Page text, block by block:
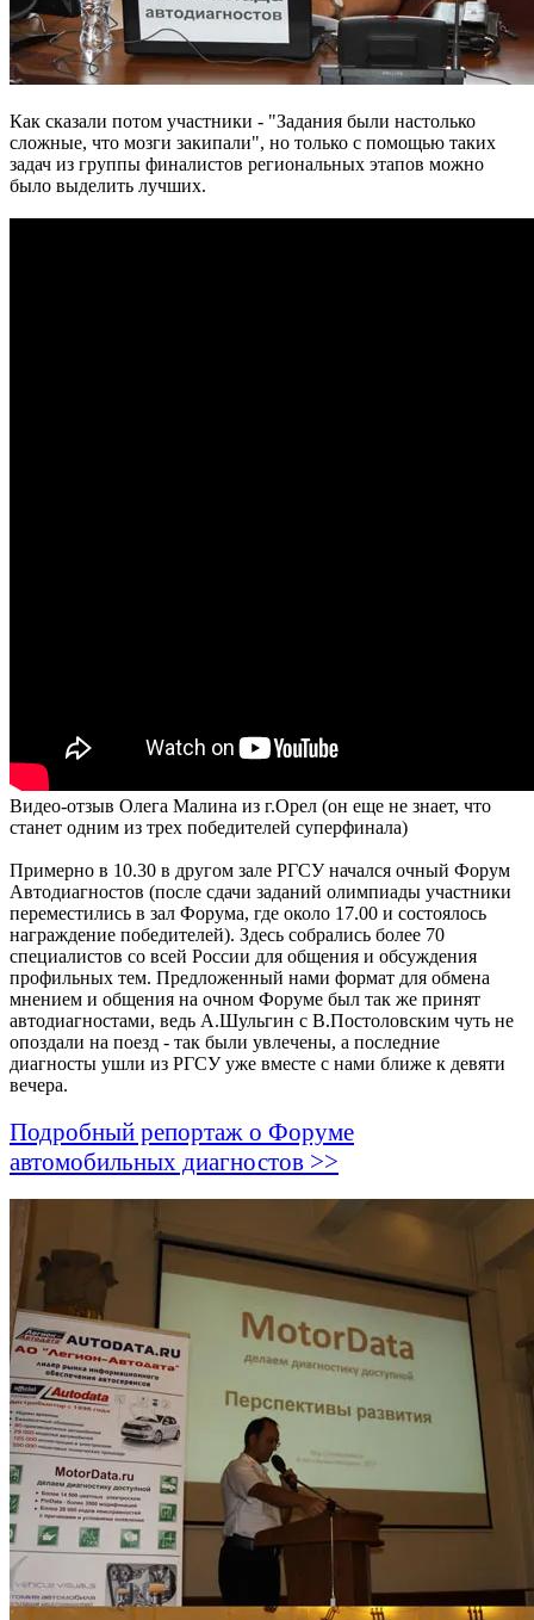
Как сказали потом участники - "Задания были настолько
сложные, что мозги закипали", но только с помощью таких
задач из группы финалистов региональных этапов можно
было выделить лучших.
Видео-отзыв Олега Малина из г.Орел (он еще не знает, что
станет одним из трех победителей суперфинала)
Примерно в 10.30 в другом зале РГСУ начался очный Форум
Автодиагностов (после сдачи заданий олимпиады участники
переместились в зал Форума, где около 17.00 и состоялось
награждение победителей). Здесь собрались более 70
специалистов со всей России для общения и обсуждения
профильных тем. Предложенный нами формат для обмена
мнением и общения на очном Форуме был так же принят
автодиагностами, ведь А.Шульгин с В.Постоловским чуть не
опоздали на поезд - так были увлечены, а последние
диагносты ушли из РГСУ уже вместе с нами ближе к девяти
вечера.
Подробный репортаж о Форуме
автомобильных диагностов >>